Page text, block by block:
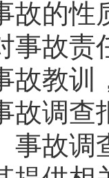
的性
故责
教训
调查
调查